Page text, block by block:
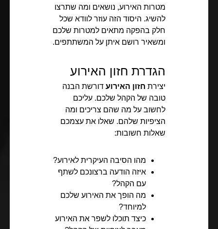
מטרות האירוע, נושאים ומה שתרצו
להשיג. היסוד הזה עוזר לוודא שכל
חלק בהפקה מתאים למטרות שלכם
ומשאיר רושם איתן על המשתתפים.
הגדרת חזון האירוע
יצירת חזון האירוע דורשת הבנה
טובה של הקהל שלכם. עליכם
לחשוב על מה שהם צריכים ומה
הציפיות שלהם. שאלו את עצמכם
שאלות חשובות:
מהו הסיבה העיקרית לאירוע?
איזה הודעה ברצונכם לשתף
עם הקהל?
מה הופך את האירוע שלכם
למיוחד?
כיצד תוכלו לשפר את האירוע